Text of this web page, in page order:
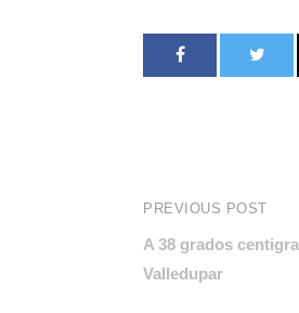
PREVIOUS POST
A 38 grados
Valledupar